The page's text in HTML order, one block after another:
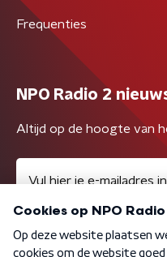
Frequenties
NPO Radio 2
Altijd op de hoogte van